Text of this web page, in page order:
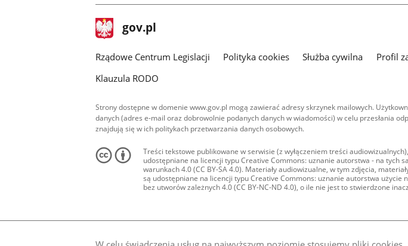
stopka
gov.pl Strona
gov.pl
Rządowe Centrum Legislacji Polityka cookies Służba cywilna Profil
Klauzula RODO
Strony dostępne w domenie www.gov.pl mogą zawierać adresy skrzynek mailowych.
danych (adres e-mail oraz dobrowolnie podanych danych w wiadomości) w celu przesłania
znajdują się w ich politykach przetwarzania danych osobowych.
Treści tekstowe publikowane w serwisie (z wyłączeniem treści
udostępniane na licencji typu Creative Commons: uznanie autorstwa - na tych
warunkach 4.0 (CC BY-SA 4.0). Materiały audiowizualne, w tym zdjęcia,
są udostępniane na licencji typu Creative Commons: uznanie autorstwa użycie
bez utworów zależnych 4.0 (CC BY-NC-ND 4.0), o ile nie jest to stwierdzone